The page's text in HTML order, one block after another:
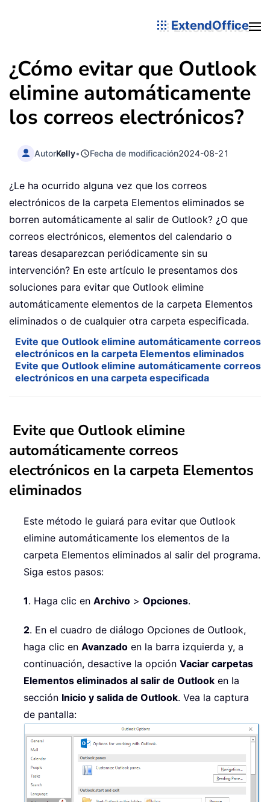
ExtendOffice
¿Cómo evitar que Outlook
elimine automáticamente
los correos electrónicos?
AutorKelly• Fecha de modificación2024-08-21
¿Le ha ocurrido alguna vez que los correos
electrónicos de la carpeta Elementos eliminados se
borren automáticamente al salir de Outlook? ¿O que
correos electrónicos, elementos del calendario o
tareas desaparezcan periódicamente sin su
intervención? En este artículo le presentamos dos
soluciones para evitar que Outlook elimine
automáticamente elementos de la carpeta Elementos
eliminados o de cualquier otra carpeta especificada.
Evite que Outlook elimine automáticamente correos
electrónicos en la carpeta Elementos eliminados
Evite que Outlook elimine automáticamente correos
electrónicos en una carpeta especificada
Evite que Outlook elimine
automáticamente correos
electrónicos en la carpeta Elementos
eliminados
Este método le guiará para evitar que Outlook
elimine automáticamente los elementos de la
carpeta Elementos eliminados al salir del programa.
Siga estos pasos:
1. Haga clic en Archivo > Opciones.
2. En el cuadro de diálogo Opciones de Outlook,
haga clic en Avanzado en la barra izquierda y, a
continuación, desactive la opción Vaciar carpetas
Elementos eliminados al salir de Outlook en la
sección Inicio y salida de Outlook. Vea la captura
de pantalla: